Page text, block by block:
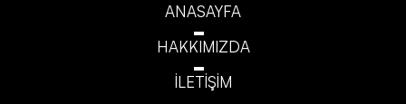
ANASAYFA
HAKKIMIZDA
İLETİŞİM